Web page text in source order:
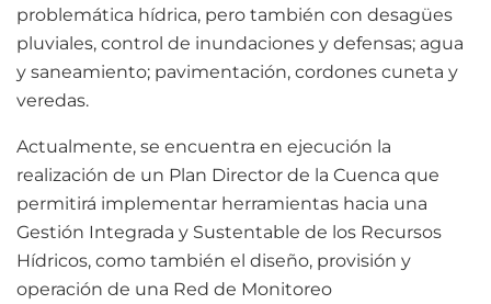
problemática hídrica, pero también con desagües
pluviales, control de inundaciones y defensas; agua
y saneamiento; pavimentación, cordones cuneta y
veredas.
Actualmente, se encuentra en ejecución la
realización de un Plan Director de la Cuenca que
permitirá implementar herramientas hacia una
Gestión Integrada y Sustentable de los Recursos
Hídricos, como también el diseño, provisión y
operación de una Red de Monitoreo